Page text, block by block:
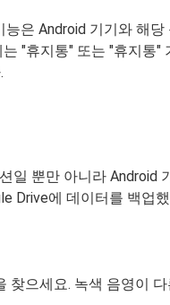
은 Android 기기와 해
"휴지통" 또는 "휴지통"
일 뿐만 아니라 Android
Drive에 데이터를 백업
찾으세요. 녹색 음영이